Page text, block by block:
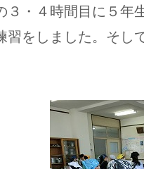
３・４時間目に５
習をしました。そし